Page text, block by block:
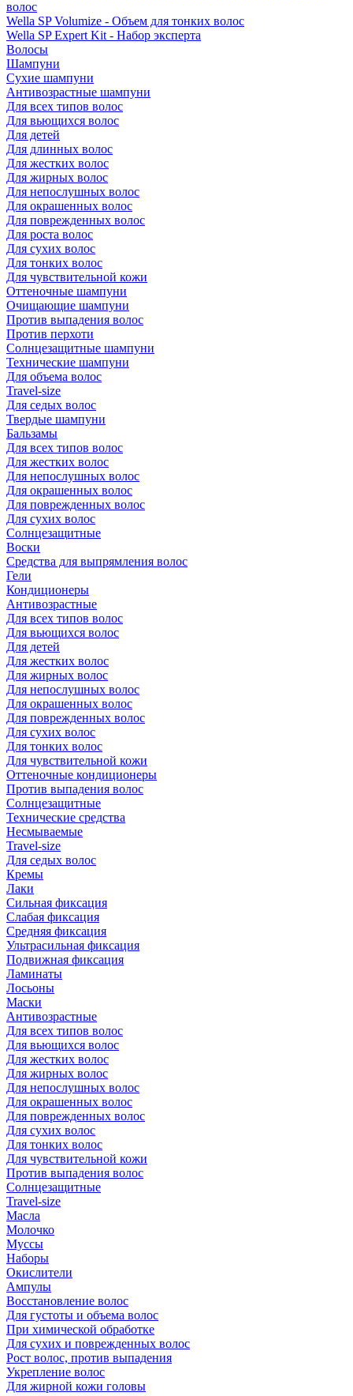
волос
Wella SP Volumize - Объем для тонких волос
Wella SP Expert Kit - Набор эксперта
Волосы
Шампуни
Сухие шампуни
Антивозрастные шампуни
Для всех типов волос
Для вьющихся волос
Для детей
Для длинных волос
Для жестких волос
Для жирных волос
Для непослушных волос
Для окрашенных волос
Для поврежденных волос
Для роста волос
Для сухих волос
Для тонких волос
Для чувствительной кожи
Оттеночные шампуни
Очищающие шампуни
Против выпадения волос
Против перхоти
Солнцезащитные шампуни
Технические шампуни
Для объема волос
Travel-size
Для седых волос
Твердые шампуни
Бальзамы
Для всех типов волос
Для жестких волос
Для непослушных волос
Для окрашенных волос
Для поврежденных волос
Для сухих волос
Солнцезащитные
Воски
Средства для выпрямления волос
Гели
Кондиционеры
Антивозрастные
Для всех типов волос
Для вьющихся волос
Для детей
Для жестких волос
Для жирных волос
Для непослушных волос
Для окрашенных волос
Для поврежденных волос
Для сухих волос
Для тонких волос
Для чувствительной кожи
Оттеночные кондиционеры
Против выпадения волос
Солнцезащитные
Технические средства
Несмываемые
Travel-size
Для седых волос
Кремы
Лаки
Сильная фиксация
Слабая фиксация
Средняя фиксация
Ультрасильная фиксация
Подвижная фиксация
Ламинаты
Лосьоны
Маски
Антивозрастные
Для всех типов волос
Для вьющихся волос
Для жестких волос
Для жирных волос
Для непослушных волос
Для окрашенных волос
Для поврежденных волос
Для сухих волос
Для тонких волос
Для чувствительной кожи
Против выпадения волос
Солнцезащитные
Travel-size
Масла
Молочко
Муссы
Наборы
Окислители
Ампулы
Восстановление волос
Для густоты и объема волос
При химической обработке
Для сухих и поврежденных волос
Рост волос, против выпадения
Укрепление волос
Для жирной кожи головы